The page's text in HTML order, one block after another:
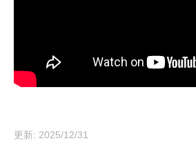
更新: 2025/12/31